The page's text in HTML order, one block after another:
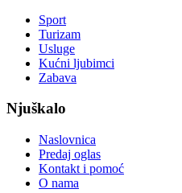
Sport
Turizam
Usluge
Kućni ljubimci
Zabava
Njuškalo
Naslovnica
Predaj oglas
Kontakt i pomoć
O nama